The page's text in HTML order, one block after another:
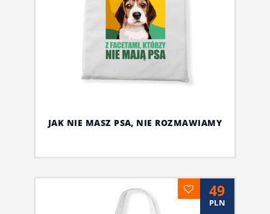
JAK NIE MASZ PSA, NIE ROZMAWIAMY
49
PLN